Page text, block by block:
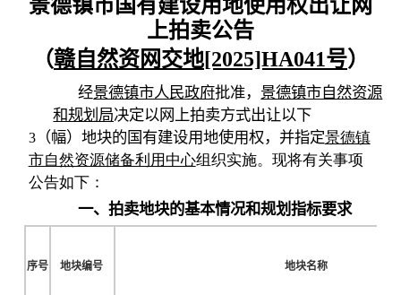
景德镇市国有建设用地使用权出让网
上拍卖公告
（赣自然资网交地[2025]HA041号）
经景德镇市人民政府批准， 景德镇市自然资源
和规划局决定以网上拍卖方式出让以下
3（幅）地块的国有建设用地使用权，并指定景德镇
市自然资源储备利用中心组织实施。现将有关事项
公告如下：
一、拍卖地块的基本情况和规划指标要求
序号 地块编号 地块名称